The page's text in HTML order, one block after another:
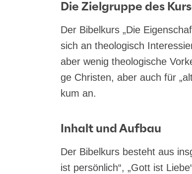
Die Zielgruppe des
Der Bibel­kurs „Die
sich an theo­lo­gisch
aber wenig theo­lo­gi­sche
ge Chris­ten, aber auch für
kum an.
Inhalt und Aufbau
Der Bibel­kurs besteht aus
ist per­sön­lich“, „Gott ist